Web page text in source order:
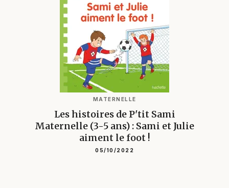
MATERNELLE
Les histoires de P'tit Sami
Maternelle (3-5 ans) : Sami et Julie
aiment le foot !
05/10/2022